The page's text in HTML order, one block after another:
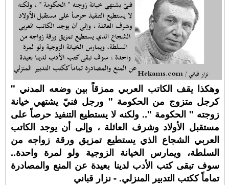
وهكذا يقف الكاتب العربي ممزقاً بين وضعه المدني "
كرجل متزوج من الحكومة " ورجل فنيّ يشتهي خيانة
زوجته " الحكومة ".. ولكنه لا يستطيع التنفيذ حرصاً على
مستقبل الأولاد وشرف العائلة ، وإلى أن يوجد الكاتب
العربي الشجاع الذي يستطيع تمزيق ورقة زواجه من
السلطة، ويمارس الخيانة الزوجية ولو لمرة واحدة..
سوف تبقى كتب الأدب لدينا بعيدة عن المنع والمصادرة
تماماً ككتب التدبير المنزلي. - نزار قباني